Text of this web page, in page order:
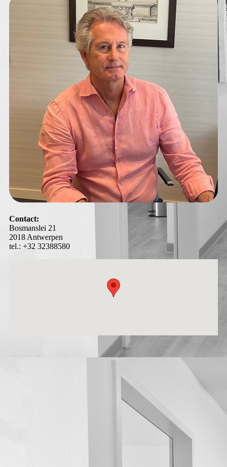
Contact:
Bosmanslei 21
2018 Antwerpen
tel.: +32 32388580